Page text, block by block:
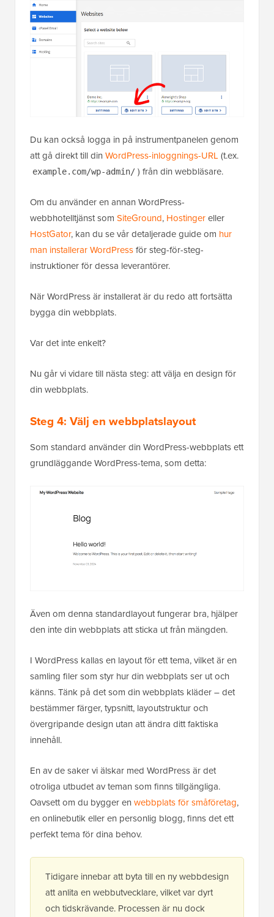
Du kan också logga in på instrumentpanelen genom
att gå direkt till din WordPress-inloggnings-URL (t.ex.
example.com/wp-admin/ ) från din webbläsare.
Om du använder en annan WordPress-
webbhotelltjänst som SiteGround, Hostingereller
HostGator, kan du se vår detaljerade guide om hur
man installerar WordPressför steg-för-steg-
instruktioner för dessa leverantörer.
När WordPress är installerat är du redo att fortsätta
bygga din webbplats.
Var det inte enkelt?
Nu går vi vidare till nästa steg: att välja en design för
din webbplats.
Steg 4: Välj en webbplatslayout
Som standard använder din WordPress-webbplats ett
grundläggande WordPress-tema, som detta:
Även om denna standardlayout fungerar bra, hjälper
den inte din webbplats att sticka ut från mängden.
I WordPress kallas en layout för ett tema, vilket är en
samling filer som styr hur din webbplats ser ut och
känns. Tänk på det som din webbplats kläder – det
bestämmer färger, typsnitt, layoutstruktur och
övergripande design utan att ändra ditt faktiska
innehåll.
En av de saker vi älskar med WordPress är det
otroliga utbudet av teman som finns tillgängliga.
Oavsett om du bygger en webbplats för småföretag,
en onlinebutik eller en personlig blogg, finns det ett
perfekt tema för dina behov.
Tidigare innebar att byta till en ny webbdesign
att anlita en webbutvecklare, vilket var dyrt
och tidskrävande. Processen är nu dock